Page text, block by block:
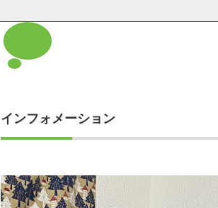
会社概
スタッフ紹
採用情
インフォメーション